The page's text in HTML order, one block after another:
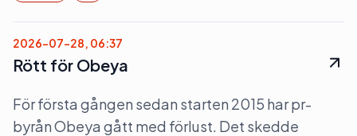
2026-07-28, 06:37
Rött för Obeya
För första gången sedan starten 2015 har pr-
byrån Obeya gått med förlust. Det skedde